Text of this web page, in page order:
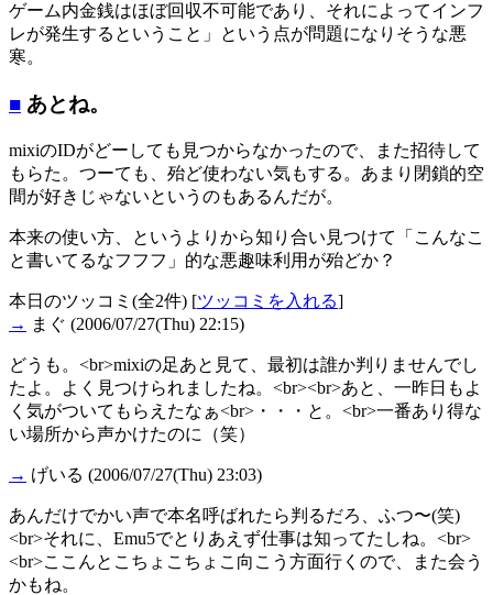
ゲーム内金銭はほぼ回収不可能であり、それによってインフ
レが発生するということ」という点が問題になりそうな悪
寒。
■ あとね。
mixiのIDがどーしても見つからなかったので、また招待して
もらた。つーても、殆ど使わない気もする。あまり閉鎖的空
間が好きじゃないというのもあるんだが。
本来の使い方、というよりから知り合い見つけて「こんなこ
と書いてるなフフフ」的な悪趣味利用が殆どか？
本日のツッコミ(全2件) [ツッコミを入れる]
→ まぐ (2006/07/27(Thu) 22:15)
どうも。<br>mixiの足あと見て、最初は誰か判りませんでし
たよ。よく見つけられましたね。<br><br>あと、一昨日もよ
く気がついてもらえたなぁ<br>・・・と。<br>一番あり得な
い場所から声かけたのに（笑）
→ げいる (2006/07/27(Thu) 23:03)
あんだけでかい声で本名呼ばれたら判るだろ、ふつ〜(笑)
<br>それに、Emu5でとりあえず仕事は知ってたしね。<br>
<br>ここんとこちょこちょこ向こう方面行くので、また会う
かもね。